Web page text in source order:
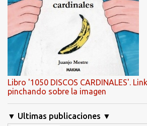
Libro '1050 DISCOS CARDINALES'.
pinchando sobre la imagen
▼ Ultimas publicaciones ▼